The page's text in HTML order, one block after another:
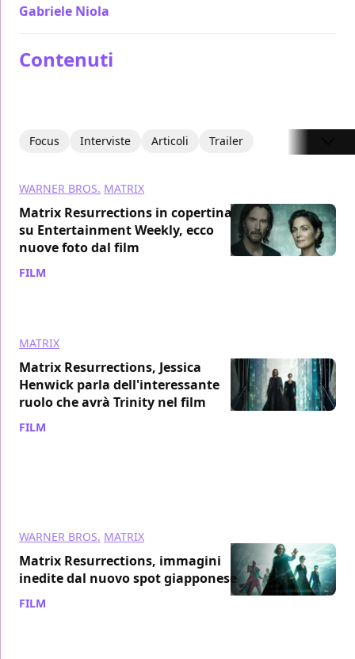
Gabriele Niola
Contenuti
Focus Interviste Articoli Trailer
WARNER BROS. MATRIX
Matrix Resurrections in copertina
su Entertainment Weekly, ecco
nuove foto dal film
FILM
MATRIX
Matrix Resurrections, Jessica
Henwick parla dell'interessante
ruolo che avrà Trinity nel film
FILM
WARNER BROS. MATRIX
Matrix Resurrections, immagini
inedite dal nuovo spot giapponese
FILM